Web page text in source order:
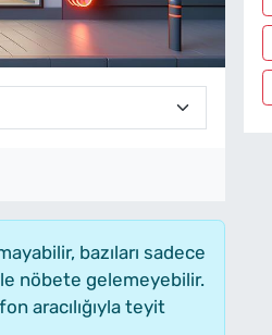
bazıları sadece
nöbete gelemeyebilir.
aracılığıyla teyit